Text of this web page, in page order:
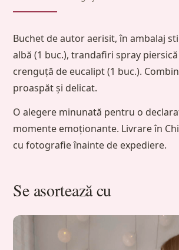
Buchet de autor aerisit, în ambalaj
albă (1 buc.), trandafiri spray piersică
crenguță de eucalipt (1 buc.).
proaspăt și delicat.
O alegere minunată pentru o
momente emoționante. Livrare în
cu fotografie înainte de expediere.
Se asortează cu